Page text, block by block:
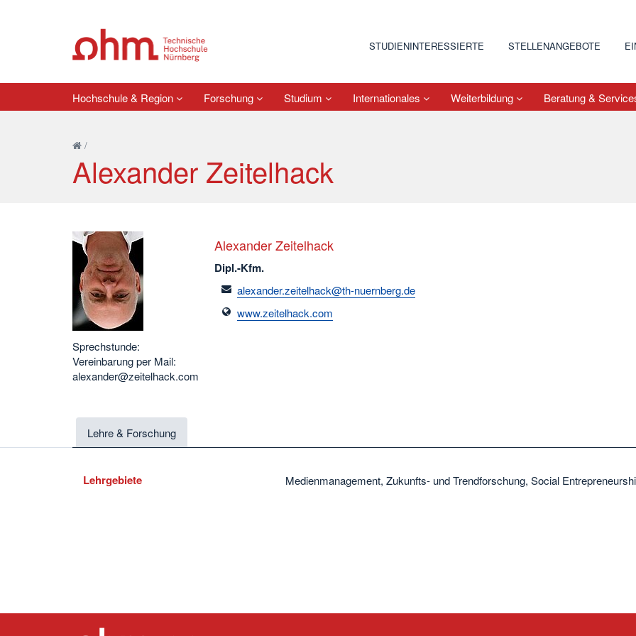
STUDIENINTERESSIERTE STELLENANGEBOTE
Hochschule & Region Forschung Studium Internationales Weiterbildung Beratung &
/
Alexander Zeitelhack
Sprechstunde:
Vereinbarung per Mail:
alexander@zeitelhack.com
Alexander Zeitelhack
Dipl.-Kfm.
email
alexander.zeitelhack@th-nuernberg.de
www.zeitelhack.com
Lehre & Forschung
Lehrgebiete Medienmanagement, Zukunfts- und Trendforschung, Social